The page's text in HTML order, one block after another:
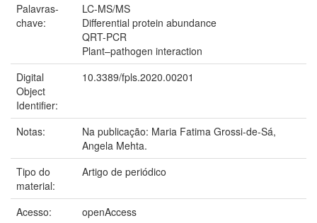
Palavras-
chave:
LC-MS/MS
Differential protein abundance
QRT-PCR
Plant–pathogen interaction
Digital
Object
Identifier:
10.3389/fpls.2020.00201
Notas:
Na publicação: Maria Fatima Grossi-de-Sá,
Angela Mehta.
Tipo do
material:
Artigo de periódico
Acesso:
openAccess